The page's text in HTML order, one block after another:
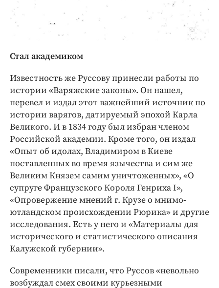
Стал академиком
Известность же Руссову принесли работы по
истории «Варяжские законы». Он нашел,
перевел и издал этот важнейший источник по
истории варягов, датируемый эпохой Карла
Великого. И в 1834 году был избран членом
Российской академии. Кроме того, он издал
«Опыт об идолах, Владимиром в Киеве
поставленных во время язычества и сим же
Великим Князем самим уничтоженных», «О
супруге Французского Короля Генриха I»,
«Опровержение мнений г. Крузе о мнимо­
ютландском происхождении Рюрика» и другие
исследования. Есть у него и «Материалы для
исторического и статистического описания
Калужской губернии».
Современники писали, что Руссов «невольно
возбуждал смех своими курьезными